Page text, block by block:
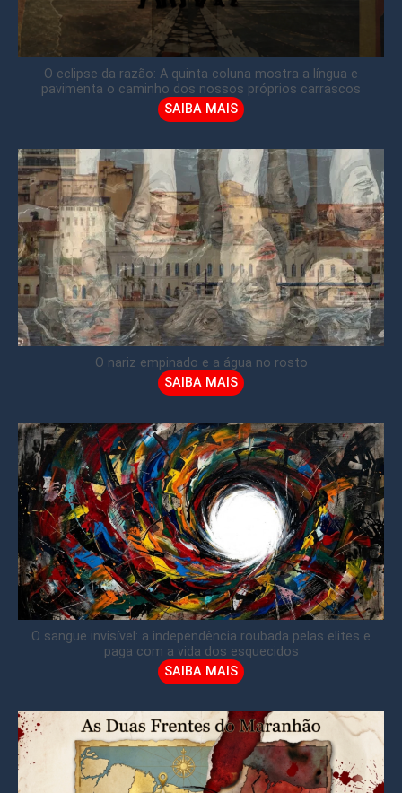
O eclipse da razão: A quinta coluna mostra a língua e
pavimenta o caminho dos nossos próprios carrascos
SAIBA MAIS
O nariz empinado e a água no rosto
SAIBA MAIS
O sangue invisível: a independência roubada pelas elites e
paga com a vida dos esquecidos
SAIBA MAIS